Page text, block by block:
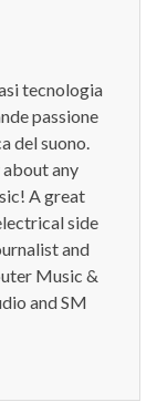
tecnologia
passione
del suono.
any
A great
side
and
Music &
and SM